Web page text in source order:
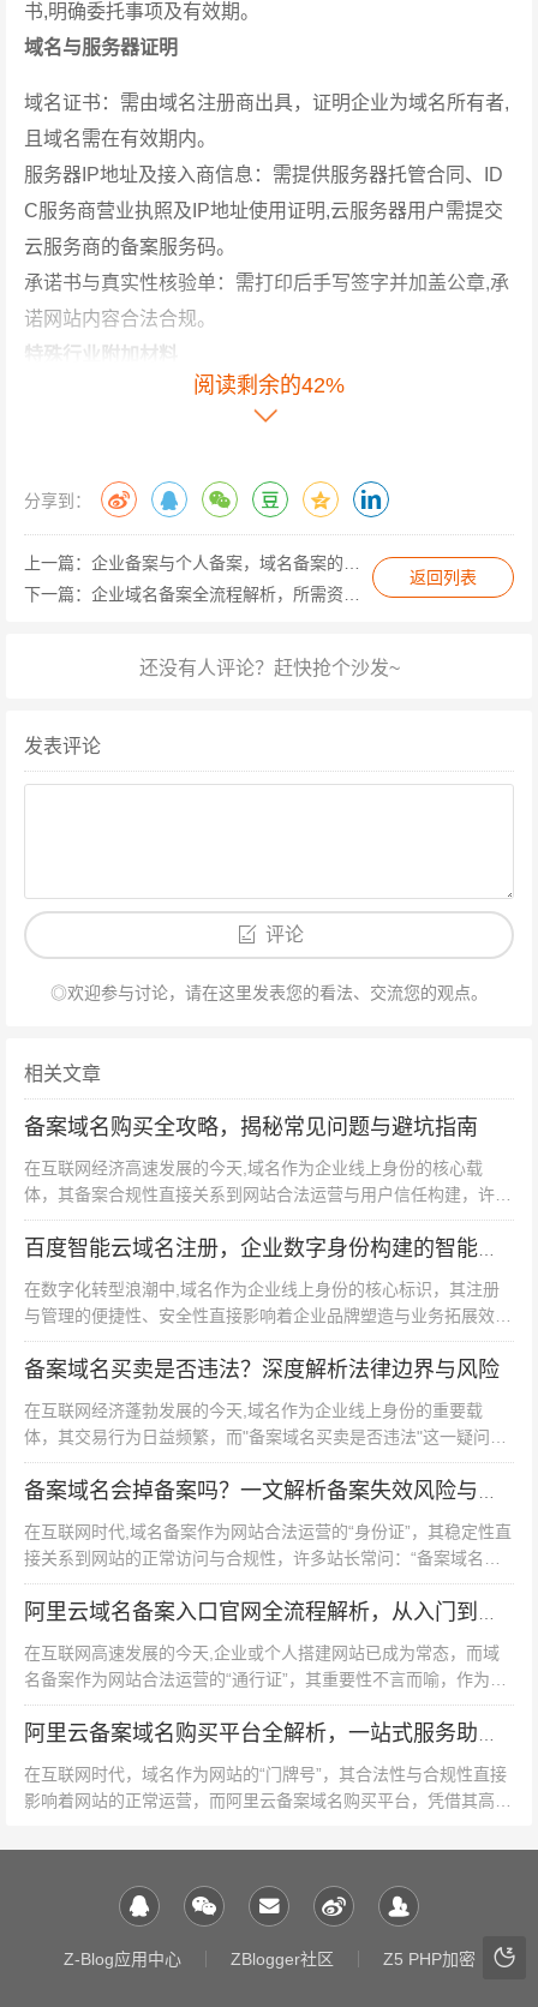
书,明确委托事项及有效期。
域名与服务器证明
域名证书：需由域名注册商出具，证明企业为域名所有者,
且域名需在有效期内。
服务器IP地址及接入商信息：需提供服务器托管合同、ID
C服务商营业执照及IP地址使用证明,云服务器用户需提交
云服务商的备案服务码。
承诺书与真实性核验单：需打印后手写签字并加盖公章,承
诺网站内容合法合规。
特殊行业附加材料
前置审批文件：涉及新闻、出版、教育、医疗等特殊行业
特殊资质证明：如食品经营许可证、ICP经营许可证等,需
根据具体行业要求提交。
备案流程注意事项
资料一致性：所有提交的扫描件需与原件完全一致,盖章处
真实性核验：部分省份要求网站负责人携带原件到指定地
备案时间管理：通常备案审核需5-20个工作日,建议提前规
划避免影响网站上线计划。
常见问题解答 Q：分公司能否使用总公司资质备案？ A：
需提供总公司授权书及双方营业执照,且备案主体需为分公
名过户至备案主体名下,或提供域名授权使用证明。
Q：备案通过后还需注意什么？ A：需定期更新备案信息,
企业域名备案看似繁琐，实则是保障网络空间规范有序的
重要制度设计，建议企业指定专人负责备案工作，建立备
案资料档案库，确保每次备案材料齐全、信息真实、流程
合规，通过系统化的资料准备与流程管理，企业可有效规
阅读剩余的42%
分享到：
返回列表
上一篇： 企业备案与个人备案，域名备案的核心差异全解析
下一篇： 企业域名备案全流程解析，所需资料与手续详解
发表评论
评论
◎欢迎参与讨论，请在这里发表您的看法、交流您的观点。
相关文章
备案域名购买全攻略，揭秘常见问题与避坑指南
在互联网经济高速发展的今天,域名作为企业线上身份的核心载
体，其备案合规性直接关系到网站合法运营与用户信任构建，许多
企业在购买备案域名时仍面临诸多陷阱与困惑，本文将深度解析备
案域名购买中的高频问题，并提...
在数字化转型浪潮中,域名作为企业线上身份的核心标识，其注册
与管理的便捷性、安全性直接影响着企业品牌塑造与业务拓展效
率，作为国内云计算领域的领军者，百度智能云推出的域名注册服
务，正以智能化、全流程、高安...
备案域名买卖是否违法？深度解析法律边界与风险
在互联网经济蓬勃发展的今天,域名作为企业线上身份的重要载
体，其交易行为日益频繁，而"备案域名买卖是否违法"这一疑问，
始终是市场参与者关注的焦点，本文将从法律定义、行为性质、风
险案例及合规路径四个维度，...
在互联网时代,域名备案作为网站合法运营的“身份证”，其稳定性直
接关系到网站的正常访问与合规性，许多站长常问：“备案域名会
不会掉备案了？”答案并非简单肯定或否定，而是取决于多重因
素，本文将从备案机制、失...
在互联网高速发展的今天,企业或个人搭建网站已成为常态，而域
名备案作为网站合法运营的“通行证”，其重要性不言而喻，作为国
内领先的云服务提供商，阿里云凭借高效、便捷的备案服务，成为
众多用户首选的备案平台，...
在互联网时代，域名作为网站的“门牌号”，其合法性与合规性直接
影响着网站的正常运营，而阿里云备案域名购买平台，凭借其高
域名备案解决方案，本文将从...
Z-Blog应用中心 ZBlogger社区 Z5 PHP加密